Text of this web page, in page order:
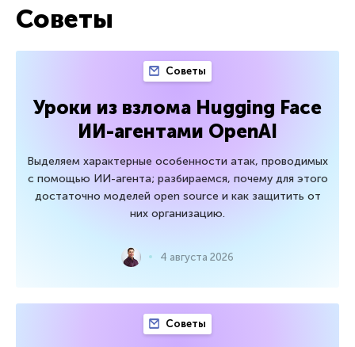
Советы
Советы
Уроки из взлома Hugging Face
ИИ-агентами OpenAI
Выделяем характерные особенности атак, проводимых
с помощью ИИ-агента; разбираемся, почему для этого
достаточно моделей open source и как защитить от
них организацию.
4 августа 2026
Советы